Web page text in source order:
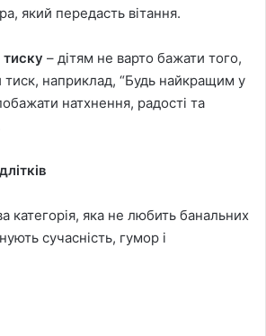
який передасть вітання.
– дітям не варто бажати того,
наприклад, “Будь найкращим у
натхнення, радості та
категорія, яка не любить банальних
сучасність, гумор і